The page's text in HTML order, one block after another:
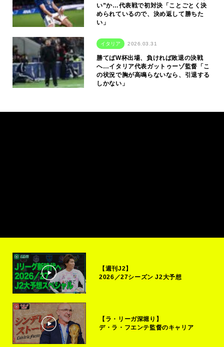
い”か…代表戦で初対決「ことごとく決
められているので、決め返して勝ちた
い」
イタリア 2026.03.31
勝てばW杯出場、負ければ敗退の決戦
へ…イタリア代表ガットゥーゾ監督「こ
の状況で胸が高鳴らないなら、引退する
しかない」
【週刊J2】
2026／27シーズン J2大予想
【ラ・リーガ深堀り】
デ・ラ・フエンテ監督のキャリア